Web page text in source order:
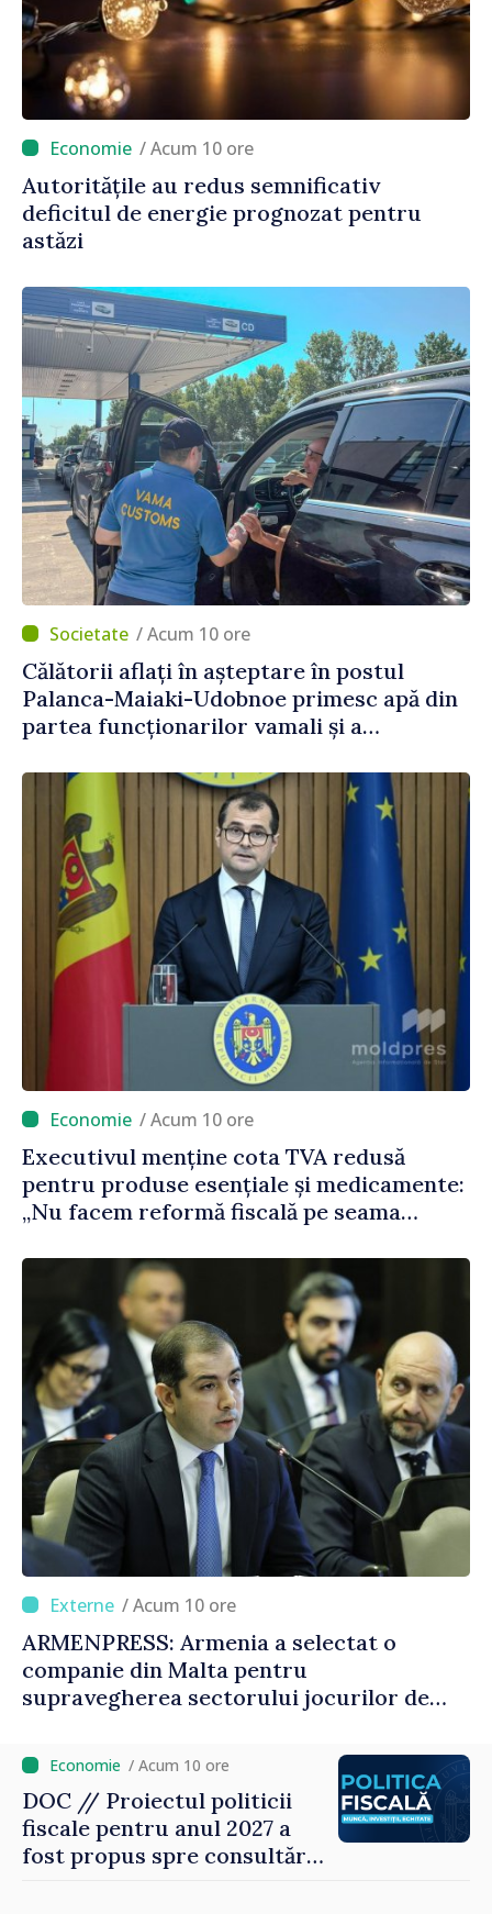
/ Acum 10 ore
Autoritățile au redus semnificativ
deficitul de energie prognozat pentru
astăzi
/ Acum 10 ore
Călătorii aflați în așteptare în postul
Palanca-Maiaki-Udobnoe primesc apă din
partea funcționarilor vamali și a
/ Acum 10 ore
Executivul menține cota TVA redusă
pentru produse esențiale și medicamente:
„Nu facem reformă fiscală pe seama
/ Acum 10 ore
ARMENPRESS: Armenia a selectat o
companie din Malta pentru
supravegherea sectorului jocurilor de
/ Acum 10 ore
DOC // Proiectul politicii
fiscale pentru anul 2027 a
fost propus spre consultări